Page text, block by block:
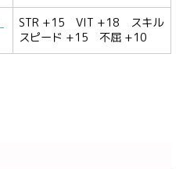
STR +15 VIT +18 スキル
スピード +15 不屈 +10